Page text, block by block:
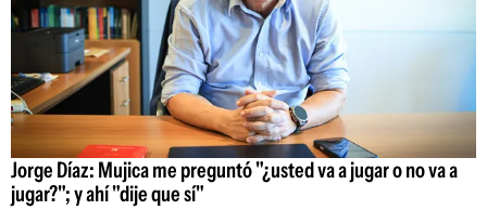
Jorge Díaz: Mujica me preguntó "¿usted va a jugar o no va a
jugar?"; y ahí "dije que sí"